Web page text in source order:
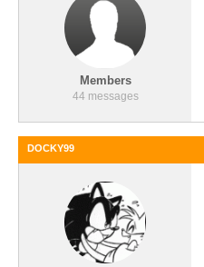
Members
44 messages
DOCKY99